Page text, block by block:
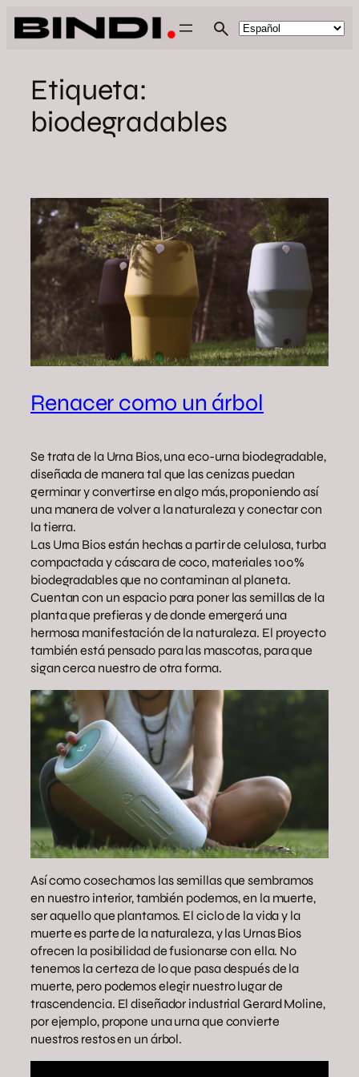
Saltar
al
Etiqueta:
biodegradables
Renacer como un árbol
Se trata de la Urna Bios, una eco-urna biodegradable,
diseñada de manera tal que las cenizas puedan
germinar y convertirse en algo más, proponiendo así
una manera de volver a la naturaleza y conectar con
la tierra.
Las Urna Bios están hechas a partir de celulosa, turba
compactada y cáscara de coco, materiales 100%
biodegradables que no contaminan al planeta.
Cuentan con un espacio para poner las semillas de la
planta que prefieras y de donde emergerá una
hermosa manifestación de la naturaleza. El proyecto
también está pensado para las mascotas, para que
sigan cerca nuestro de otra forma.
Así como cosechamos las semillas que sembramos
en nuestro interior, también podemos, en la muerte,
ser aquello que plantamos. El ciclo de la vida y la
muerte es parte de la naturaleza, y las Urnas Bios
ofrecen la posibilidad de fusionarse con ella. No
tenemos la certeza de lo que pasa después de la
muerte, pero podemos elegir nuestro lugar de
trascendencia. El diseñador industrial Gerard Moline,
por ejemplo, propone una urna que convierte
nuestros restos en un árbol.